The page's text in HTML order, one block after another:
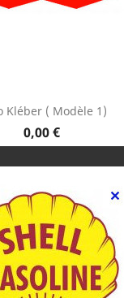
Kléber ( Modèle 1)
Prix
0,00 €
Aperçu rapide